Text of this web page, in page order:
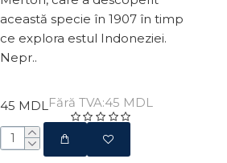
această specie în 1907 în timp
ce explora estul Indoneziei.
Nepr..
45 MDL Fără TVA:45 MDL